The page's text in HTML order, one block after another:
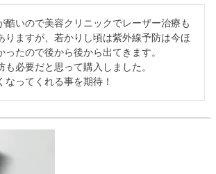
酷いので美容クリニックでレーザー治療も
りますが、若かりし頃は紫外線予防は今ほ
ったので後から後から出てきます。
も必要だと思って購入しました。
なってくれる事を期待！